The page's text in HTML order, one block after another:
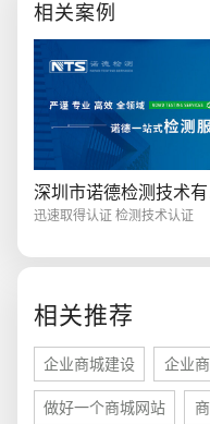
全部到账。美兮阁CEO
相关案例
迅速取得认证 检测技术认证
相关推荐
企业商城建设 企业
做好一个商城网站
创意品牌型
电商及系